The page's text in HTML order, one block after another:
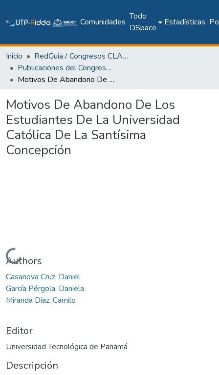
Comunidades
Todo
DSpace
Estadísticas
Inicio
RedGuia / Congresos CLABES
Publicaciones del Congreso Internacional CLABES
Motivos De Abandono De Los Estudiantes De La Universidad Católica De La Santísima Concepción
Motivos De Abandono De Los
Estudiantes De La Universidad
Católica De La Santísima
Concepción
Cargando...
Authors
Casanova Cruz, Daniel
García Pérgola, Daniela
Miranda Díaz, Camilo
Editor
Universidad Tecnológica de Panamá
Descripción